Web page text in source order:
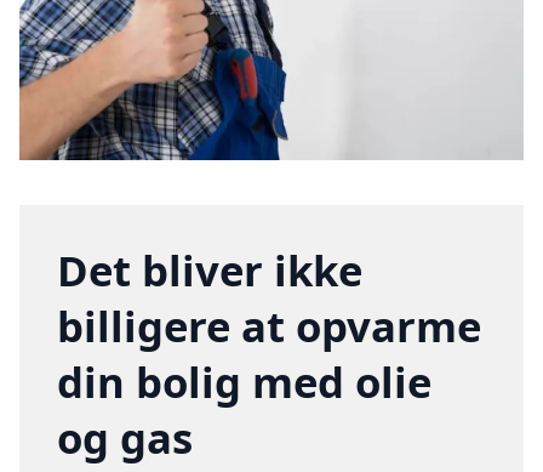
Det bliver ikke
billigere at opvarme
din bolig med olie
og gas